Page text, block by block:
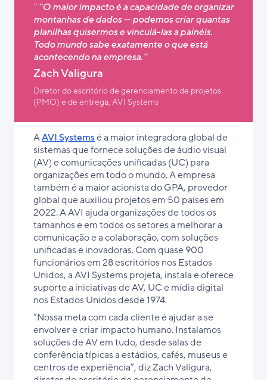
“O maior impacto é a capacidade de organizar
montanhas de dados — podemos criar quantas
planilhas quisermos e vinculá-las a painéis.
Todo mundo sabe exatamente o que está
acontecendo na empresa.”
Zach Valigura
Diretor do escritório de gerenciamento de projetos
(PMO) e de entrega, AVI Systems
AAVI Systemsé a maior integradora global de
sistemas que fornece soluções de áudio visual
(AV) e comunicações unificadas (UC) para
organizações em todo o mundo. A empresa
também é a maior acionista do GPA, provedor
global que auxiliou projetos em 50 países em
2022. A AVI ajuda organizações de todos os
tamanhos e em todos os setores a melhorar a
comunicação e a colaboração, com soluções
unificadas e inovadoras. Com quase 900
funcionários em 28 escritórios nos Estados
Unidos, a AVI Systems projeta, instala e oferece
suporte a iniciativas de AV, UC e mídia digital
nos Estados Unidos desde 1974.
“Nossa meta com cada cliente é ajudar a se
envolver e criar impacto humano. Instalamos
soluções de AV em tudo, desde salas de
conferência típicas a estádios, cafés, museus e
centros de experiência”, diz Zach Valigura,